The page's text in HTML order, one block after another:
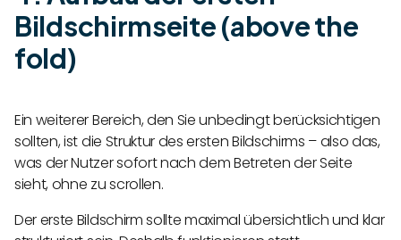
Bildschirmseite (above the
fold)
Ein weiterer Bereich, den Sie unbedingt berücksichtigen
sollten, ist die Struktur des ersten Bildschirms – also das,
was der Nutzer sofort nach dem Betreten der Seite
sieht, ohne zu scrollen.
Der erste Bildschirm sollte maximal übersichtlich und klar